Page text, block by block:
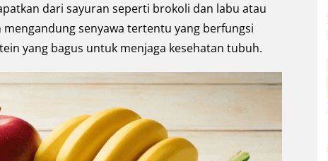
dari sayuran seperti brokoli dan labu atau
senyawa tertentu yang berfungsi
yang bagus untuk menjaga kesehatan tubuh.